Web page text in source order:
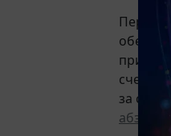
счета
за счет
абзацу